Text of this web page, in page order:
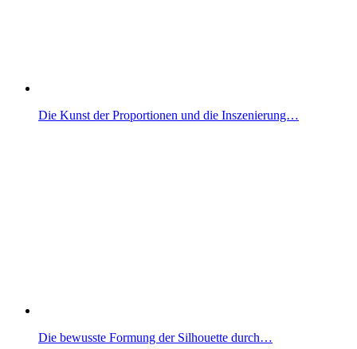
Die Kunst der Proportionen und die Inszenierung…
Die bewusste Formung der Silhouette durch…